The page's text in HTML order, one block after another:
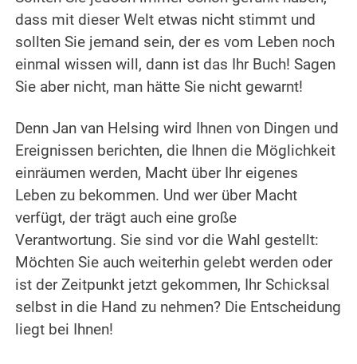
dass mit dieser Welt etwas nicht stimmt und
sollten Sie jemand sein, der es vom Leben noch
einmal wissen will, dann ist das Ihr Buch! Sagen
Sie aber nicht, man hätte Sie nicht gewarnt!
Denn Jan van Helsing wird Ihnen von Dingen und
Ereignissen berichten, die Ihnen die Möglichkeit
einräumen werden, Macht über Ihr eigenes
Leben zu bekommen. Und wer über Macht
verfügt, der trägt auch eine große
Verantwortung. Sie sind vor die Wahl gestellt:
Möchten Sie auch weiterhin gelebt werden oder
ist der Zeitpunkt jetzt gekommen, Ihr Schicksal
selbst in die Hand zu nehmen? Die Entscheidung
liegt bei Ihnen!